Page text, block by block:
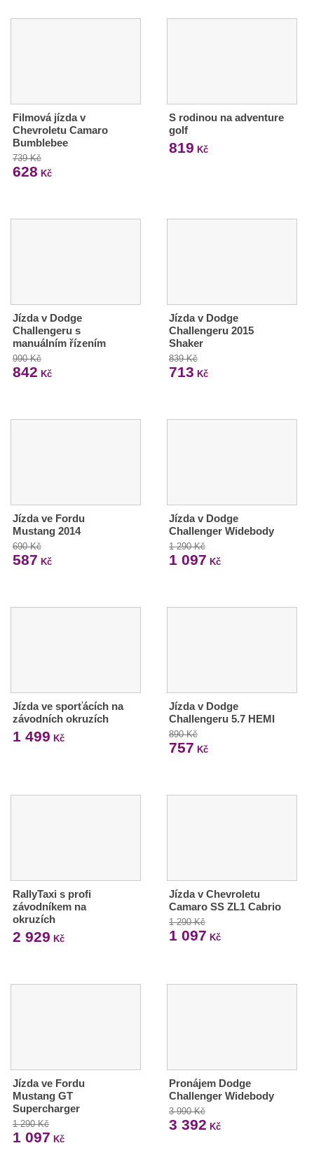
Filmová jízda v
Chevroletu Camaro
Bumblebee
739 Kč
628 Kč
S rodinou na adventure
golf
819 Kč
Jízda v Dodge
Challengeru s
manuálním řízením
990 Kč
842 Kč
Jízda v Dodge
Challengeru 2015
Shaker
839 Kč
713 Kč
Jízda ve Fordu
Mustang 2014
690 Kč
587 Kč
Jízda v Dodge
Challenger Widebody
1 290 Kč
1 097 Kč
Jízda ve sporťácích na
závodních okruzích
1 499 Kč
Jízda v Dodge
Challengeru 5.7 HEMI
890 Kč
757 Kč
RallyTaxi s profi
závodníkem na
okruzích
2 929 Kč
Jízda v Chevroletu
Camaro SS ZL1 Cabrio
1 290 Kč
1 097 Kč
Jízda ve Fordu
Mustang GT
Supercharger
1 290 Kč
1 097 Kč
Pronájem Dodge
Challenger Widebody
3 990 Kč
3 392 Kč